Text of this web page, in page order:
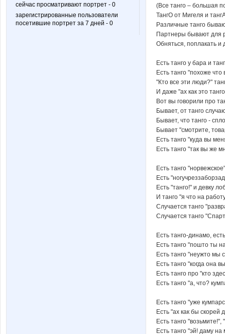
сейчас просматривают портрет - 0
зарегистрированные пользователи
посетившие портрет за 7 дней - 0
(Все танго – большая
ТангО от Мигеля и
Различные танго
Партнеры бывают для
Обняться, поплакать и
Есть танго у бара и
Есть танго "похоже что
"Кто все эти люди?"
И даже "ах как это
Вот вы говорили про
Бывает, от танго
Бывает, что танго -
Бывает "смотрите,
Есть танго "куда вы
Есть танго "так вы же
Есть танго
Есть
Есть "танго!" и девку
И танго "я что на
Случается танго
Случается танго
Есть танго-динамо,
Есть танго "пошто ты
Есть танго "неужто мы
Есть танго "когда она
Есть танго про "кто
Есть танго "а, что?
Есть танго "уже
Есть "ах как бы скорей
Есть танго "возьмите!",
Есть танго "эй! даму на